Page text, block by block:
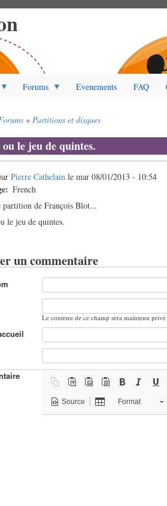
Forums Evenements FAQ
Partitions et disques
le jeu de quintes.
Pierre Cathelain lemar 08/01/2013 - 10:54
French
partition de François Blot...
le jeu de quintes.
un commentaire
Le contenu de ce champ sera maintenu
Source Format